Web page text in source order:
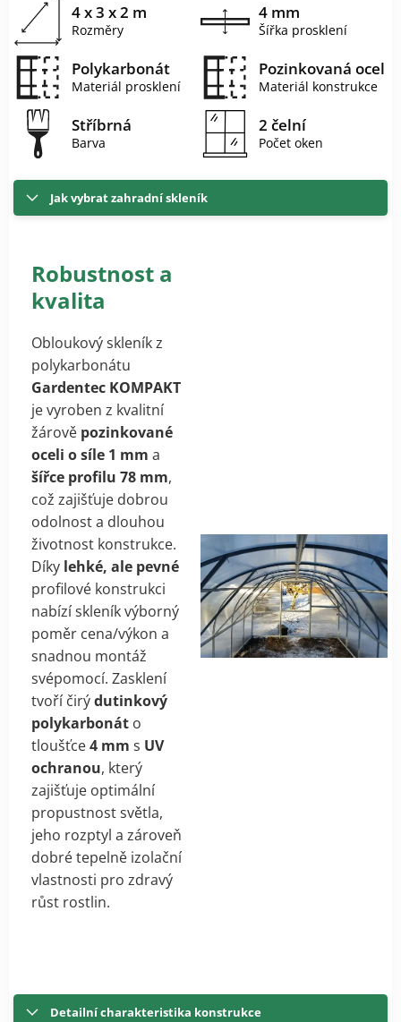
4 x 3 x 2 m
Rozměry
4 mm
Šířka prosklení
Polykarbonát
Materiál prosklení
Pozinkovaná ocel
Materiál konstrukce
Stříbrná
Barva
2 čelní
Počet oken
Jak vybrat zahradní skleník
Robustnost a
kvalita
Obloukový skleník z
polykarbonátu
Gardentec KOMPAKT
je vyroben z kvalitní
žárově pozinkované
oceli o síle 1 mm a
šířce profilu 78 mm,
což zajišťuje dobrou
odolnost a dlouhou
životnost konstrukce.
Díky lehké, ale pevné
profilové konstrukci
nabízí skleník výborný
poměr cena/výkon a
snadnou montáž
svépomocí. Zasklení
tvoří čirýdutinkový
polykarbonát o
tloušťce4 mm s UV
ochranou, který
zajišťuje optimální
propustnost světla,
jeho rozptyl a zároveň
dobré tepelně izolační
vlastnosti pro zdravý
růst rostlin.
Detailní charakteristika konstrukce